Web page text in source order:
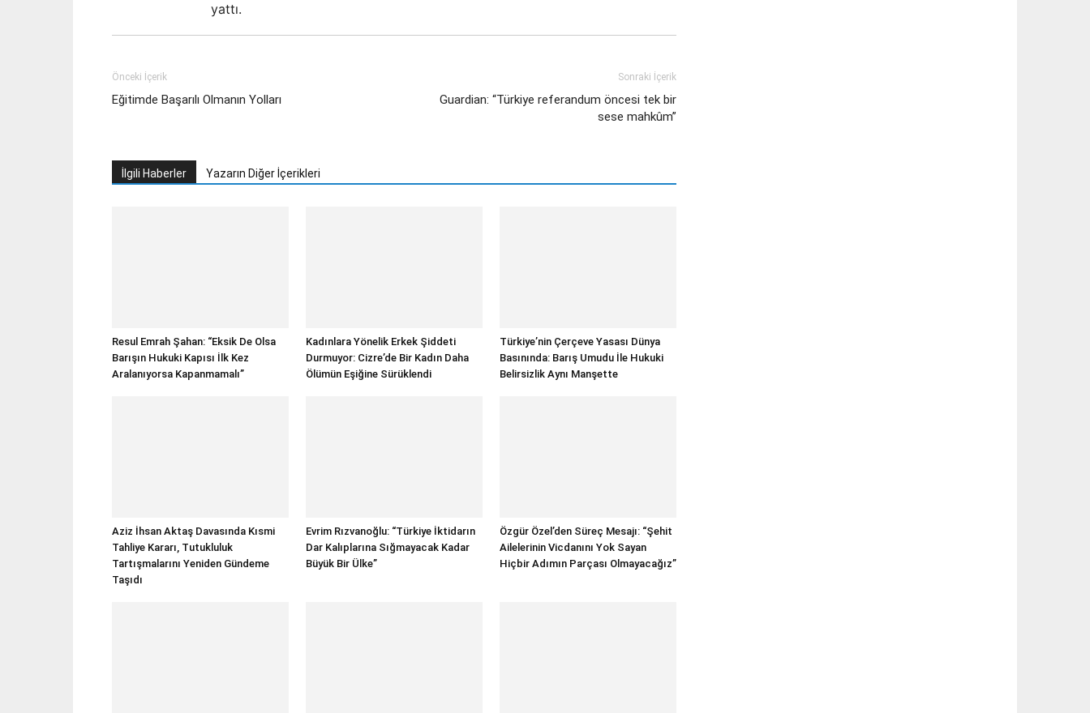
yattı.
Önceki İçerik
Eğitimde Başarılı Olmanın Yolları
Sonraki İçerik
Guardian: “Türkiye referandum öncesi tek bir
sese mahkûm”
İlgili Haberler Yazarın Diğer İçerikleri
Resul Emrah Şahan: “Eksik De Olsa
Barışın Hukuki Kapısı İlk Kez
Aralanıyorsa Kapanmamalı”
Kadınlara Yönelik Erkek Şiddeti
Durmuyor: Cizre’de Bir Kadın Daha
Ölümün Eşiğine Sürüklendi
Türkiye’nin Çerçeve Yasası Dünya
Basınında: Barış Umudu İle Hukuki
Belirsizlik Aynı Manşette
Aziz İhsan Aktaş Davasında Kısmi
Tahliye Kararı, Tutukluluk
Tartışmalarını Yeniden Gündeme
Taşıdı
Evrim Rızvanoğlu: “Türkiye İktidarın
Dar Kalıplarına Sığmayacak Kadar
Büyük Bir Ülke”
Özgür Özel’den Süreç Mesajı: “Şehit
Ailelerinin Vicdanını Yok Sayan
Hiçbir Adımın Parçası Olmayacağız”